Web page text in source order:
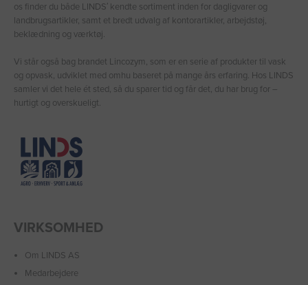
os finder du både LINDS′ kendte sortiment inden for dagligvarer og
landbrugsartikler, samt et bredt udvalg af kontorartikler, arbejdstøj,
beklædning og værktøj.
Vi står også bag brandet Lincozym, som er en serie af produkter til vask
og opvask, udviklet med omhu baseret på mange års erfaring. Hos LINDS
samler vi det hele ét sted, så du sparer tid og får det, du har brug for –
hurtigt og overskueligt.
VIRKSOMHED
Om LINDS AS
Medarbejdere